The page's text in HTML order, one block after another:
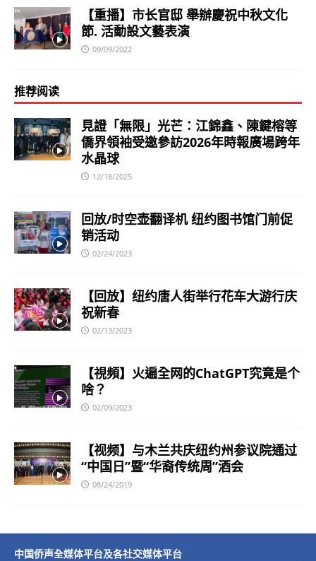
【重播】市长官邸 舉辦慶祝中秋文化
節. 活動設文藝表演
09/09/2022
推荐阅读
見證「無限」光芒：江錦鑫、陳鍵榕等
僑界領袖受邀參訪2026年時報廣場跨年
水晶球
12/18/2025
回放/时空壶翻译机 纽约图书馆门前促
销活动
02/24/2023
【回放】纽约唐人街举行花车大游行庆
祝新春
02/13/2023
【視頻】火遍全网的ChatGPT究竟是个
啥？
02/09/2023
【视频】与木兰共庆纽约州参议院通过
“中国日”暨“华裔传统周”酒会
08/24/2019
中国侨声全媒体平台及各社交媒体平台